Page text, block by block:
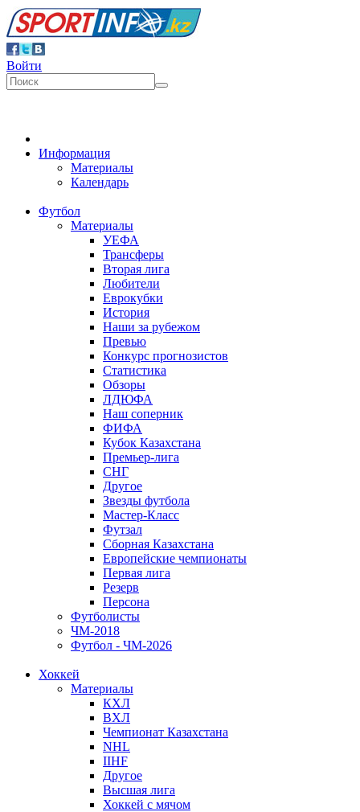
Войти
Информация
Материалы
Календарь
Футбол
Материалы
УЕФА
Трансферы
Вторая лига
Любители
Еврокубки
История
Наши за рубежом
Превью
Конкурс прогнозистов
Статистика
Обзоры
ЛДЮФА
Наш соперник
ФИФА
Кубок Казахстана
Премьер-лига
СНГ
Другое
Звезды футбола
Мастер-Класс
Футзал
Сборная Казахстана
Европейские чемпионаты
Первая лига
Резерв
Персона
Футболисты
ЧМ-2018
Футбол - ЧМ-2026
Хоккей
Материалы
КХЛ
ВХЛ
Чемпионат Казахстана
NHL
IIHF
Другое
Высшая лига
Хоккей с мячом